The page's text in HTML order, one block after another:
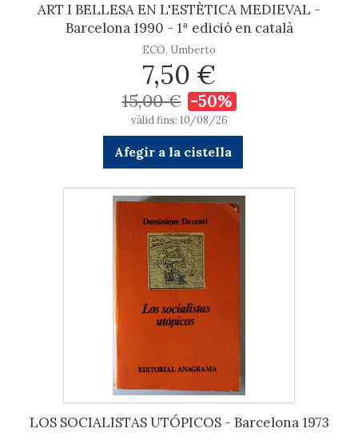
ART I BELLESA EN L'ESTÈTICA MEDIEVAL -
Barcelona 1990 - 1ª edició en català
ECO, Umberto
7,50 €
15,00 € -50%
vàlid fins: 10/08/26
Afegir a la cistella
LOS SOCIALISTAS UTÓPICOS - Barcelona 1973